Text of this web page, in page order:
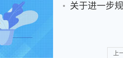
关于进一步
上